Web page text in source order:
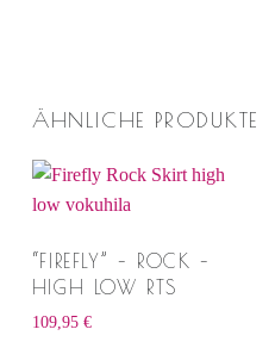
ÄHNLICHE PRODUKTE
“FIREFLY” – ROCK –
HIGH LOW RTS
109,95 €